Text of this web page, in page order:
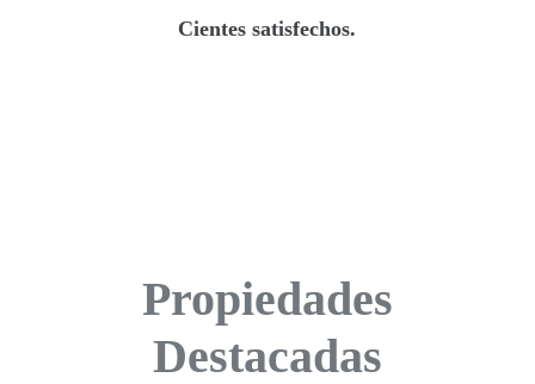
Cientes satisfechos.
Propiedades
Destacadas